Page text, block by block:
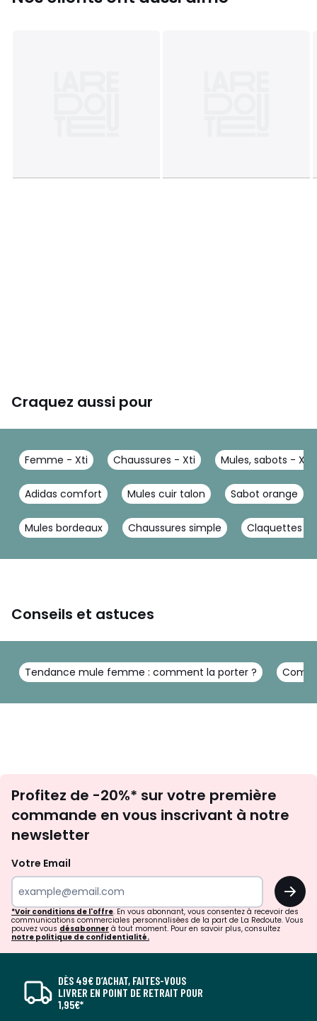
Craquez aussi pour
Femme - Xti Chaussures - Xti Mules, sabots - Xti
Adidas comfort Mules cuir talon Sabot orange
Mules bordeaux Chaussures simple Claquettes à
Conseils et astuces
Tendance mule femme : comment la porter ?
newsletter
Profitez de -20%* sur votre première
commande en vous inscrivant à notre
newsletter
Votre Email
OK
*Voir conditions de l'offre. En vous abonnant, vous consentez à recevoir des
communications commerciales personnalisées de la part de La Redoute. Vous
pouvez vous désabonner à tout moment. Pour en savoir plus, consultez
notre politique de confidentialité.
DÈS 49€ D’ACHAT, FAITES-VOUS
LIVRER EN POINT DE RETRAIT POUR
1,95€*